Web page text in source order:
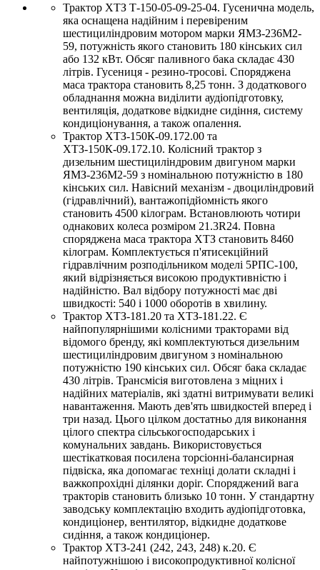
Трактор ХТЗ Т-150-05-09-25-04. Гусенична модель,
яка оснащена надійним і перевіреним
шестициліндровим мотором марки ЯМЗ-236М2-
59, потужність якого становить 180 кінських сил
або 132 кВт. Обсяг паливного бака складає 430
літрів. Гусениця - резино-тросові. Споряджена
маса трактора становить 8,25 тонн. З додаткового
обладнання можна виділити аудіопідготовку,
вентиляція, додаткове відкидне сидіння, систему
кондиціонування, а також опалення.
Трактор ХТЗ-150К-09.172.00 та
ХТЗ-150К-09.172.10. Колісний трактор з
дизельним шестициліндровим двигуном марки
ЯМЗ-236М2-59 з номінальною потужністю в 180
кінських сил. Навісний механізм - двоциліндровий
(гідравлічний), вантажопідйомність якого
становить 4500 кілограм. Встановлюють чотири
однакових колеса розміром 21.3R24. Повна
споряджена маса трактора ХТЗ становить 8460
кілограм. Комплектується п'ятисекційний
гідравлічним розподільником моделі 5РПС-100,
який відрізняється високою продуктивністю і
надійністю. Вал відбору потужності має дві
швидкості: 540 і 1000 оборотів в хвилину.
Трактор ХТЗ-181.20 та ХТЗ-181.22. Є
найпопулярнішими колісними тракторами від
відомого бренду, які комплектуються дизельним
шестициліндровим двигуном з номінальною
потужністю 190 кінських сил. Обсяг бака складає
430 літрів. Трансмісія виготовлена ​​з міцних і
надійних матеріалів, які здатні витримувати великі
навантаження. Мають дев'ять швидкостей вперед і
три назад. Цього цілком достатньо для виконання
цілого спектра сільськогосподарських і
комунальних завдань. Використовується
шестікатковая посилена торсіонні-балансирная
підвіска, яка допомагає техніці долати складні і
важкопрохідні ділянки доріг. Споряджений вага
тракторів становить близько 10 тонн. У стандартну
заводську комплектацію входить аудіопідготовка,
кондиціонер, вентилятор, відкидне додаткове
сидіння, а також кондиціонер.
Трактор ХТЗ-241 (242, 243, 248) к.20. Є
найпотужнішою і високопродуктивної колісної